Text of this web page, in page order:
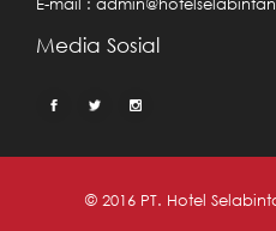
Media Sosial
© 2016 PT. Hotel